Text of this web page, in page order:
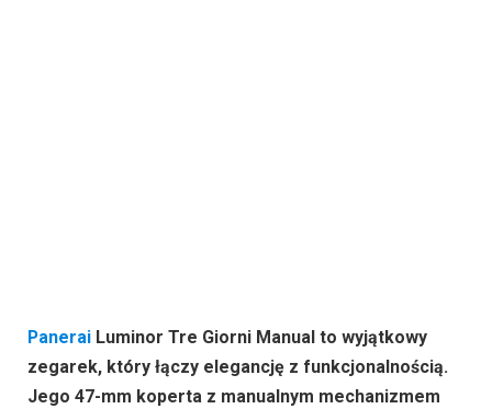
Panerai Luminor Tre Giorni Manual to wyjątkowy
zegarek, który łączy elegancję z funkcjonalnością.
Jego 47-mm koperta z manualnym mechanizmem